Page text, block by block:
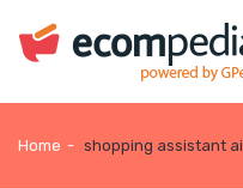
Home - shopping assistant ai